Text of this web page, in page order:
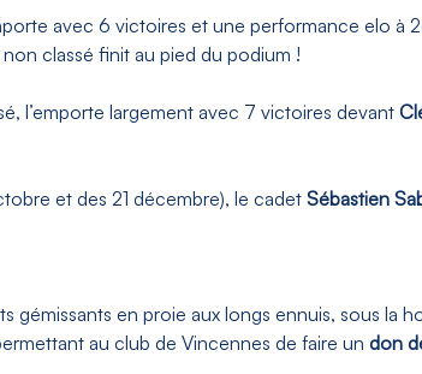
avec 6 victoires et une performance elo à
classé finit au pied du podium !
l’emporte largement avec 7 victoires devant
et des 21 décembre), le cadetSébastien
gémissants en proie aux longs ennuis, sous
au club de Vincennes de faire un don